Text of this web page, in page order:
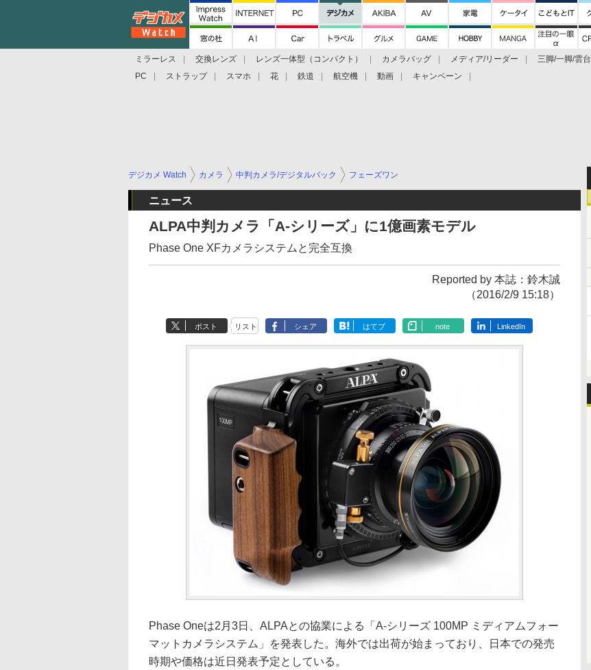
ミラーレス 交換レンズ レンズ一体型（コンパクト） カメラバッグ メディア/リーダー 三脚/一脚/雲台
PC
ストラップ スマホ 花 鉄道 航空機 動画 キャンペーン
デジカメ Watch カメラ 中判カメラ/デジタルバック フェーズワン
ニュース
ALPA中判カメラ「A-シリーズ」に1億画素モデル
Phase One XFカメラシステムと完全互換
Reported by 本誌：鈴木誠
（2016/2/9 15:18）
ポスト リスト シェア はてブ note LinkedIn
Phase Oneは2月3日、ALPAとの協業による「A-シリーズ 100MP ミディアムフォー
マットカメラシステム」を発表した。海外では出荷が始まっており、日本での発売
時期や価格は近日発表予定としている。